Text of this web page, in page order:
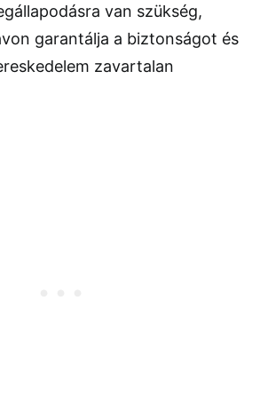
van szükség,
garantálja a biztonságot és
zavartalan